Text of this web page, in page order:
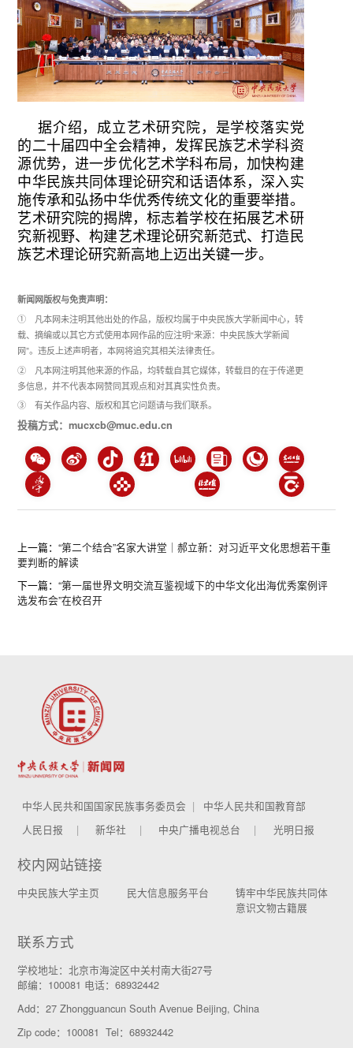
据介绍，成立艺术研究院，是学校落实党
的二十届四中全会精神，发挥民族艺术学科资
源优势，进一步优化艺术学科布局，加快构建
中华民族共同体理论研究和话语体系，深入实
施传承和弘扬中华优秀传统文化的重要举措。
艺术研究院的揭牌，标志着学校在拓展艺术研
究新视野、构建艺术理论研究新范式、打造民
族艺术理论研究新高地上迈出关键一步。
新闻网版权与免责声明：
① 凡本网未注明其他出处的作品，版权均属于中央民族大学新闻中心，转
载、摘编或以其它方式使用本网作品的应注明“来源：中央民族大学新闻
网”。违反上述声明者，本网将追究其相关法律责任。
② 凡本网注明其他来源的作品，均转载自其它媒体，转载目的在于传递更
多信息，并不代表本网赞同其观点和对其真实性负责。
③ 有关作品内容、版权和其它问题请与我们联系。
投稿方式：mucxcb@muc.edu.cn
上一篇：“第二个结合”名家大讲堂｜郝立新：对习近平文化思想若干重
要判断的解读
下一篇：“第一届世界文明交流互鉴视域下的中华文化出海优秀案例评
选发布会”在校召开
中华人民共和国国家民族事务委员会
中华人民共和国教育部
人民日报
新华社 中央广播电视总台 光明日报
校内网站链接
中央民族大学主页 民大信息服务平台
铸牢中华民族共同体
意识文物古籍展
联系方式
学校地址：北京市海淀区中关村南大街27号
邮编：100081 电话：68932442
Add：27 Zhongguancun South Avenue Beijing, China
Zip code：100081 Tel：68932442